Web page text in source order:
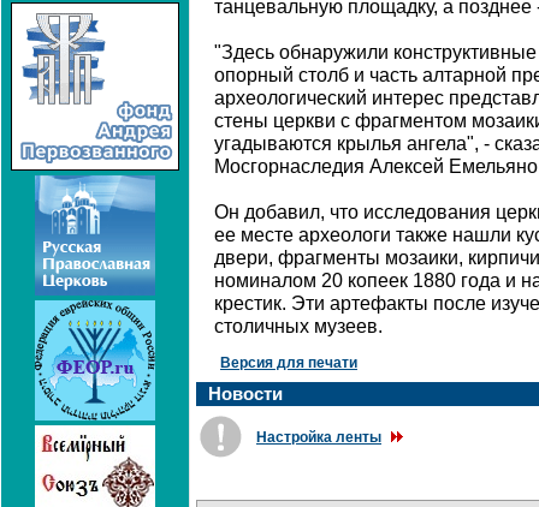
танцевальную площадку, а позднее
"Здесь обнаружили
опорный столб и часть алтарной
археологический интерес
стены церкви с фрагментом
угадываются крылья ангела", -
Мосгорнаследия Алексей
Он добавил, что исследования
ее месте археологи также нашли
двери, фрагменты мозаики,
номиналом 20 копеек 1880 года и
крестик. Эти артефакты после
столичных музеев.
Версия для печати
Новости
Настройка ленты